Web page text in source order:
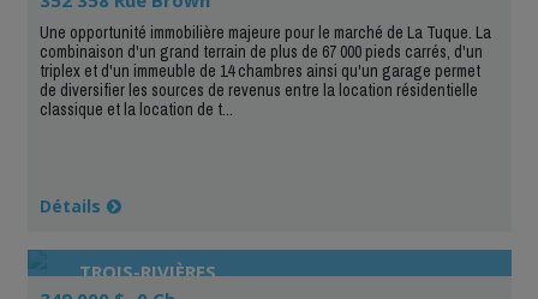
Une opportunité immobilière majeure pour le marché de La Tuque. La
combinaison d'un grand terrain de plus de 67 000 pieds carrés, d'un
triplex et d'un immeuble de 14 chambres ainsi qu'un garage permet
de diversifier les sources de revenus entre la location résidentielle
classique et la location de t...
Détails
TROIS-RIVIÈRES